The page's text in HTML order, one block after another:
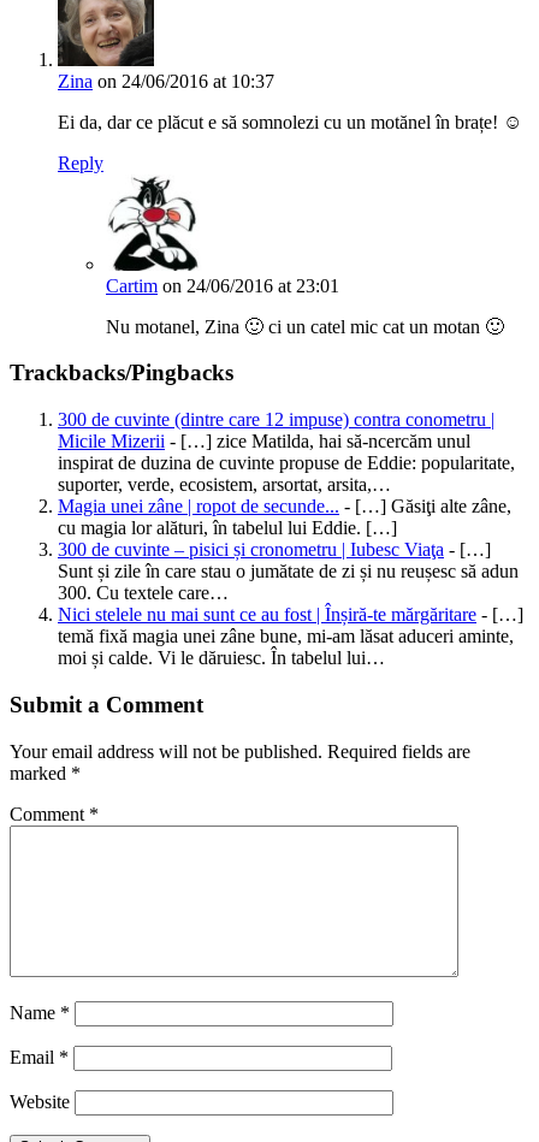
Zina on 24/06/2016 at 10:37
Ei da, dar ce plăcut e să somnolezi cu un motănel în brațe! ☺
Reply
Cartim on 24/06/2016 at 23:01
Nu motanel, Zina 🙂 ci un catel mic cat un motan 🙂
Trackbacks/Pingbacks
300 de cuvinte (dintre care 12 impuse) contra conometru |
Micile Mizerii - […] zice Matilda, hai să-ncercăm unul
inspirat de duzina de cuvinte propuse de Eddie: popularitate,
suporter, verde, ecosistem, arsortat, arsita,…
Magia unei zâne | ropot de secunde... - […] Găsiţi alte zâne,
cu magia lor alături, în tabelul lui Eddie. […]
300 de cuvinte – pisici și cronometru | Iubesc Viaţa - […]
Sunt și zile în care stau o jumătate de zi și nu reușesc să adun
300. Cu textele care…
Nici stelele nu mai sunt ce au fost | Înșiră-te mărgăritare - […]
temă fixă magia unei zâne bune, mi-am lăsat aduceri aminte,
moi și calde. Vi le dăruiesc. În tabelul lui…
Submit a Comment
Your email address will not be published. Required fields are
marked *
Comment *
Name *
Email *
Website